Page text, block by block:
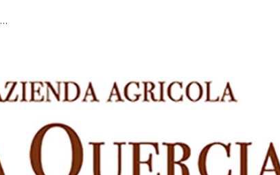
Skip to main content
Società agricola La Quercia, vino ed olio senza conservanti